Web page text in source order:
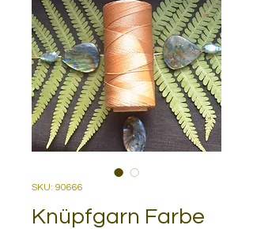
SKU: 90666
Knüpfgarn Farbe